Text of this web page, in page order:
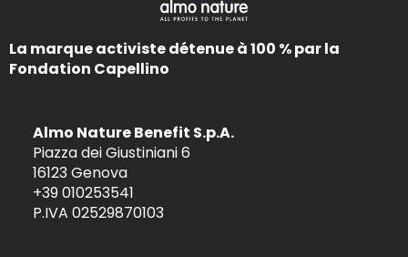
La marque activiste détenue à 100 % par la
Fondation Capellino
Almo Nature Benefit S.p.A.
Piazza dei Giustiniani 6
16123 Genova
+39 010253541
P.IVA 02529870103